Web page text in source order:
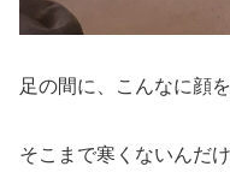
足の間に、こんなに顔
そこまで寒くないんだけ